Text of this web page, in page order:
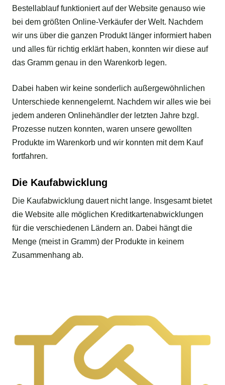
Bestellablauf funktioniert auf der Website genauso wie
bei dem größten Online-Verkäufer der Welt. Nachdem
wir uns über die ganzen Produkt länger informiert haben
und alles für richtig erklärt haben, konnten wir diese auf
das Gramm genau in den Warenkorb legen.
Dabei haben wir keine sonderlich außergewöhnlichen
Unterschiede kennengelernt. Nachdem wir alles wie bei
jedem anderen Onlinehändler der letzten Jahre bzgl.
Prozesse nutzen konnten, waren unsere gewollten
Produkte im Warenkorb und wir konnten mit dem Kauf
fortfahren.
Die Kaufabwicklung
Die Kaufabwicklung dauert nicht lange. Insgesamt bietet
die Website alle möglichen Kreditkartenabwicklungen
für die verschiedenen Ländern an. Dabei hängt die
Menge (meist in Gramm) der Produkte in keinem
Zusammenhang ab.